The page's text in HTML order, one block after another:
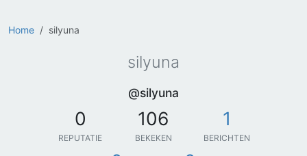
Home silyuna
silyuna
@silyuna
0
REPUTATIE
106
BEKEKEN
1
BERICHTEN